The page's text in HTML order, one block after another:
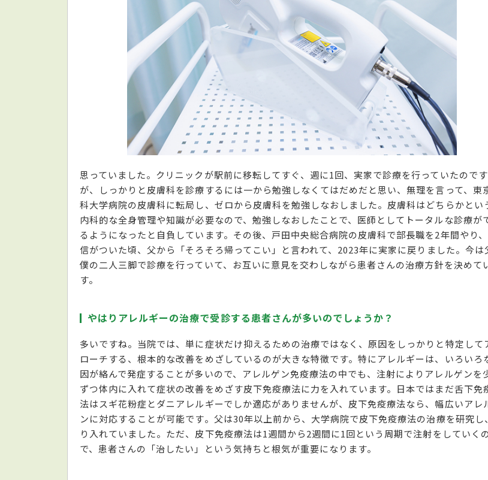
思っていました。クリニックが駅前に移転してすぐ、週に1回、実家で診療を行っていたのです
が、しっかりと皮膚科を診療するには一から勉強しなくてはだめだと思い、無理を言って、東
科大学病院の皮膚科に転局し、ゼロから皮膚科を勉強しなおしました。皮膚科はどちらかとい
内科的な全身管理や知識が必要なので、勉強しなおしたことで、医師としてトータルな診療が
るようになったと自負しています。その後、戸田中央総合病院の皮膚科で部長職を2年間やり
信がついた頃、父から「そろそろ帰ってこい」と言われて、2023年に実家に戻りました。今は
僕の二人三脚で診療を行っていて、お互いに意見を交わしながら患者さんの治療方針を決めて
す。
やはりアレルギーの治療で受診する患者さんが多いのでしょうか？
多いですね。当院では、単に症状だけ抑えるための治療ではなく、原因をしっかりと特定して
ローチする、根本的な改善をめざしているのが大きな特徴です。特にアレルギーは、いろいろ
因が絡んで発症することが多いので、アレルゲン免疫療法の中でも、注射によりアレルゲンを
ずつ体内に入れて症状の改善をめざす皮下免疫療法に力を入れています。日本ではまだ舌下免
法はスギ花粉症とダニアレルギーでしか適応がありませんが、皮下免疫療法なら、幅広いアレ
ンに対応することが可能です。父は30年以上前から、大学病院で皮下免疫療法の治療を研究し
り入れていました。ただ、皮下免疫療法は1週間から2週間に1回という周期で注射をしていく
で、患者さんの「治したい」という気持ちと根気が重要になります。